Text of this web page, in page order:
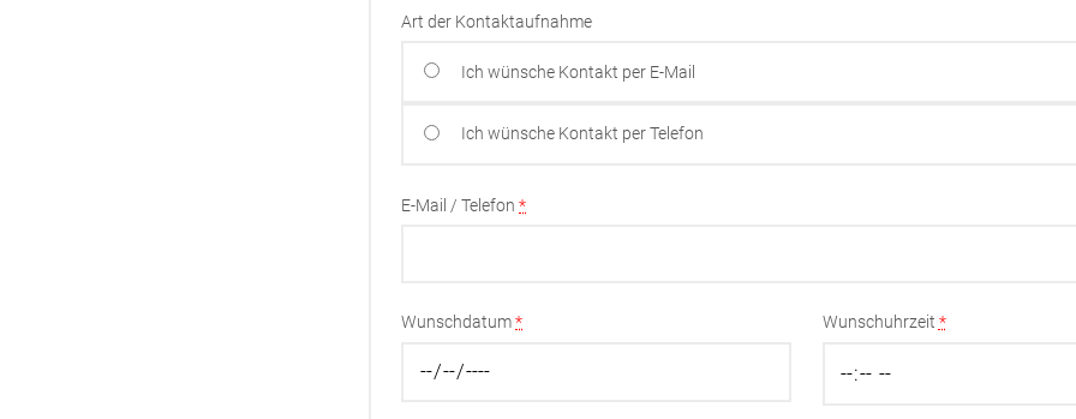
Art der Kontaktaufnahme
Ich wünsche Kontakt per E-Mail
Ich wünsche Kontakt per Telefon
E-Mail / Telefon*
Wunschdatum* Wunschuhrzeit *